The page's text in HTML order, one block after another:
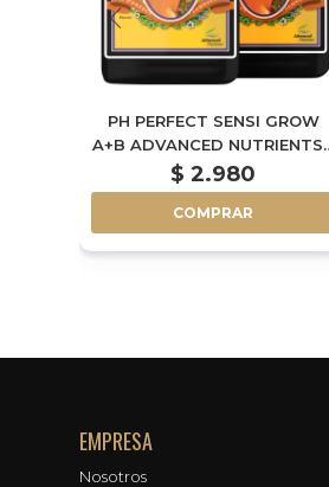
PH PERFECT SENSI GROW
A+B ADVANCED NUTRIENTS
1L
$ 2.980
COMPRAR
EMPRESA
Nosotros